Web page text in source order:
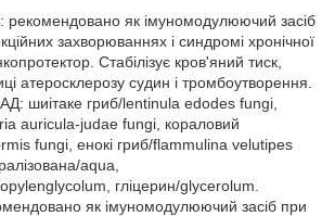
як імуномодулюючий засіб
захворюваннях і синдромі хронічної
Стабілізує кров'яний тиск,
атеросклерозу судин і тромбоутворення.
шиітаке гриб/lentinula edodes fungi,
auricula-judae fungi, кораловий
fungi, енокі гриб/flammulina velutipes
aqua,
гліцерин/glycerolum.
як імуномодулюючий засіб при